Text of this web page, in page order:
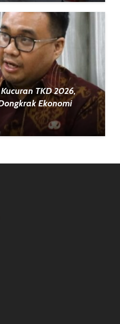
TKD 2026,
Ekonomi